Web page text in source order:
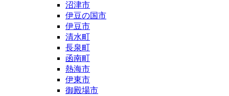
沼津市
伊豆の国市
伊豆市
清水町
長泉町
函南町
熱海市
伊東市
御殿場市